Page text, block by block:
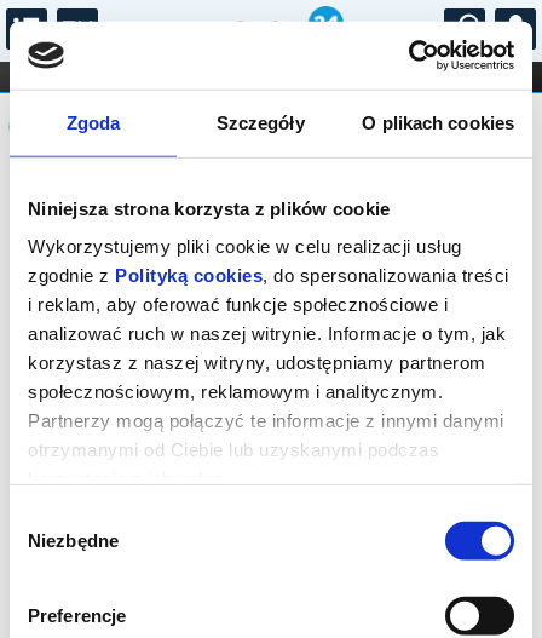
Zgoda Szczegóły O plikach cookies
Niniejsza strona korzysta z plików cookie
Wykorzystujemy pliki cookie w celu realizacji usług
zgodnie z Polityką cookies, do spersonalizowania treści
i reklam, aby oferować funkcje społecznościowe i
analizować ruch w naszej witrynie. Informacje o tym, jak
korzystasz z naszej witryny, udostępniamy partnerom
społecznościowym, reklamowym i analitycznym.
Partnerzy mogą połączyć te informacje z innymi danymi
otrzymanymi od Ciebie lub uzyskanymi podczas
zgody
Niezbędne
Preferencje
...
FILHARMONIA OPERA I BALET
STAND-UP
DLA DZIECI
Komunikat
Sprzedaż biletów on-line na wydarzenie
została zakończona.